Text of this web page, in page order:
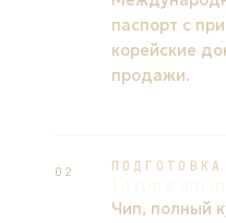
паспорт с
корейские
продажи.
02 ПОДГОТОВКА
Чип, полный